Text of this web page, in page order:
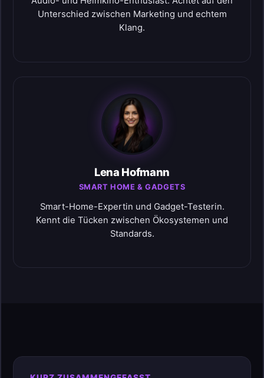
Unterschied zwischen Marketing und echtem
Klang.
Lena Hofmann
SMART HOME & GADGETS
Smart-Home-Expertin und Gadget-Testerin.
Kennt die Tücken zwischen Ökosystemen und
Standards.